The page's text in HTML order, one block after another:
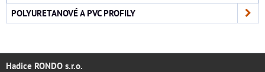
POLYURETANOVÉ A PVC PROFILY
Hadice RONDO s.r.o.